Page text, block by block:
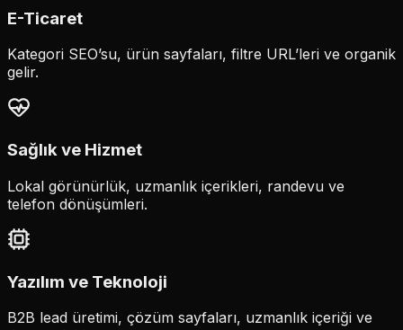
E-Ticaret
Kategori SEO’su, ürün sayfaları, filtre URL’leri ve organik
gelir.
Sağlık ve Hizmet
Lokal görünürlük, uzmanlık içerikleri, randevu ve
telefon dönüşümleri.
Yazılım ve Teknoloji
B2B lead üretimi, çözüm sayfaları, uzmanlık içeriği ve